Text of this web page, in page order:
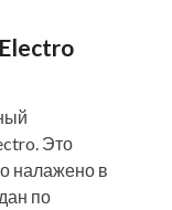
Это
налажено в
по